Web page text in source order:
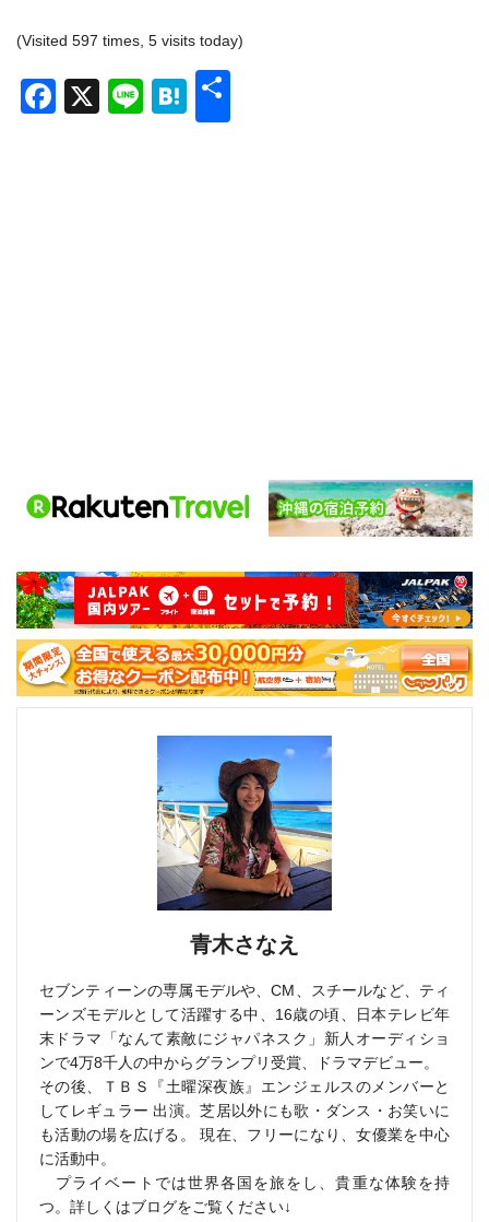
(Visited 597 times, 5 visits today)
Facebook
X LineHatena
青木さなえ
セブンティーンの専属モデルや、CM、スチールなど、ティ
ーンズモデルとして活躍する中、16歳の頃、日本テレビ年
末ドラマ「なんて素敵にジャパネスク」新人オーディショ
ンで4万8千人の中からグランプリ受賞、ドラマデビュー。
その後、ＴＢＳ『土曜深夜族』エンジェルスのメンバーと
してレギュラー 出演。芝居以外にも歌・ダンス・お笑いに
も活動の場を広げる。 現在、フリーになり、女優業を中心
に活動中。
プライベートでは世界各国を旅をし、貴重な体験を持
つ。詳しくはブログをご覧ください↓